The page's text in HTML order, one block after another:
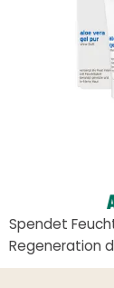
Spendet
Regeneration